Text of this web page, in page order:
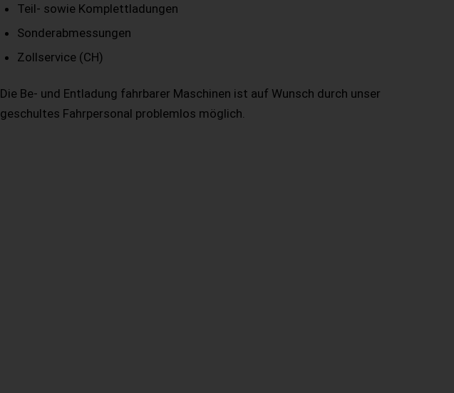
Teil- sowie Komplettladungen
Sonderabmessungen
Zollservice (CH)
Die Be- und Entladung fahrbarer Maschinen ist auf Wunsch durch unser
geschultes Fahrpersonal problemlos möglich.